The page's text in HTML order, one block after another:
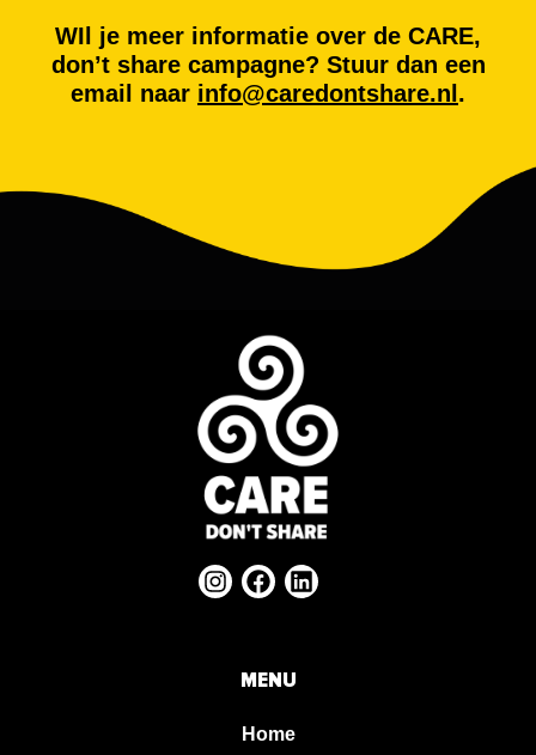
WIl je meer informatie over de CARE,
don’t share campagne? Stuur dan een
email naar info@caredontshare.nl.
MENU
Home